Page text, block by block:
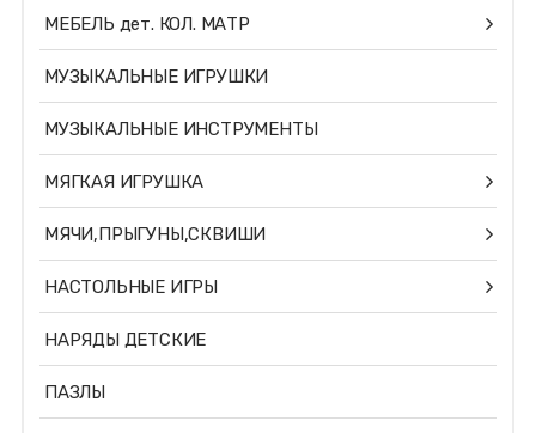
МЕБЕЛЬ дет. КОЛ. МАТР
МУЗЫКАЛЬНЫЕ ИГРУШКИ
МУЗЫКАЛЬНЫЕ ИНСТРУМЕНТЫ
МЯГКАЯ ИГРУШКА
МЯЧИ,ПРЫГУНЫ,СКВИШИ
НАСТОЛЬНЫЕ ИГРЫ
НАРЯДЫ ДЕТСКИЕ
ПАЗЛЫ